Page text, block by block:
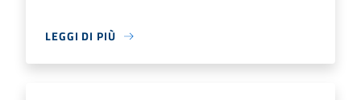
LEGGI DI PIÙ